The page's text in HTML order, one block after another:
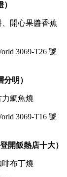
開心果醬香蕉
3069-T26 號
明）
鯛魚燒
3069-T16 號
開飯熱店十大）
布丁燒